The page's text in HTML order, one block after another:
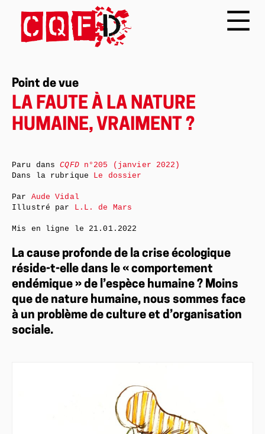
Point de vue
LA FAUTE À LA NATURE
HUMAINE, VRAIMENT ?
La cause profonde de la crise écologique
réside-t-elle dans le « comportement
endémique » de l’espèce humaine ? Moins
que de nature humaine, nous sommes face
à un problème de culture et d’organisation
sociale.
Paru dansCQFDn°205 (janvier 2022)
Dans la rubrique Le dossier
Par Aude Vidal
Illustré par L.L. de Mars
Mis en ligne le 21.01.2022